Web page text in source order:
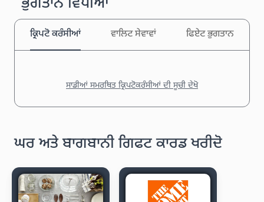
ਕ੍ਰਿਪਟੋ ਕਰੰਸੀਆਂ ਵਾਲਿਟ ਸੇਵਾਵਾਂ ਫਿਏਟ ਭੁਗਤਾਨ
ਸਾਡੀਆਂ ਸਮਰਥਿਤ ਕ੍ਰਿਪਟੋਕਰੰਸੀਆਂ ਦੀ ਸੂਚੀ ਦੇਖੋ
ਘਰ ਅਤੇ ਬਾਗਬਾਨੀ ਗਿਫਟ ਕਾਰਡ ਖਰੀਦੋ